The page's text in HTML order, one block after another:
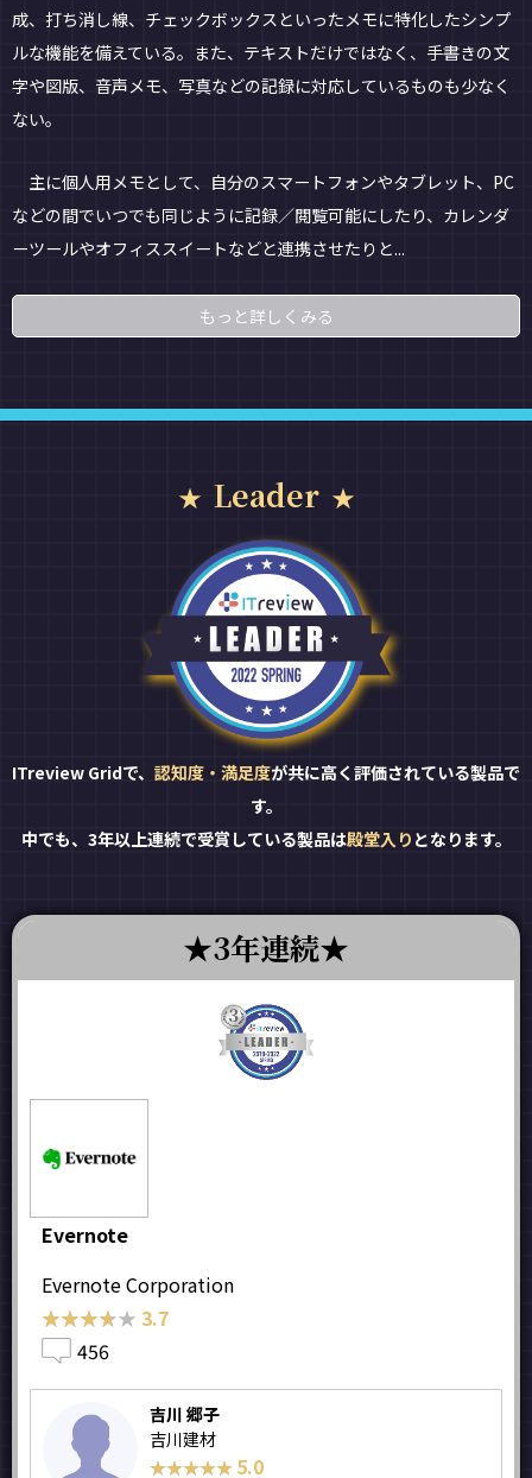
成、打ち消し線、チェックボックスといったメモに特化したシンプ
ルな機能を備えている。また、テキストだけではなく、手書きの文
字や図版、音声メモ、写真などの記録に対応しているものも少なく
ない。
主に個人用メモとして、自分のスマートフォンやタブレット、PC
などの間でいつでも同じように記録／閲覧可能にしたり、カレンダ
ーツールやオフィススイートなどと連携させたりと...
もっと詳しくみる
Leader
ITreview Gridで、 認知度・満足度が共に高く評価されている製品で
す。
中でも、3年以上連続で受賞している製品は殿堂入り となります。
3年連続
Evernote
Evernote Corporation
★★★★★
★★★★★ 3.7
456
吉川 郷子
吉川建材
★★★★★
★★★★★ 5.0